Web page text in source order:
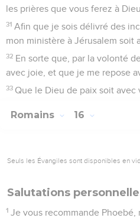
les prières que vous ferez à
31 Afin que je sois délivré des
mon ministère à Jérusalem soit
32 En sorte que, par la volonté
avec joie, et que je me repose
33 Que le Dieu de paix soit avec
Romains 16
Seuls les Évangiles sont disponibles en
Salutations
1 Je vous recommande Phoebé,